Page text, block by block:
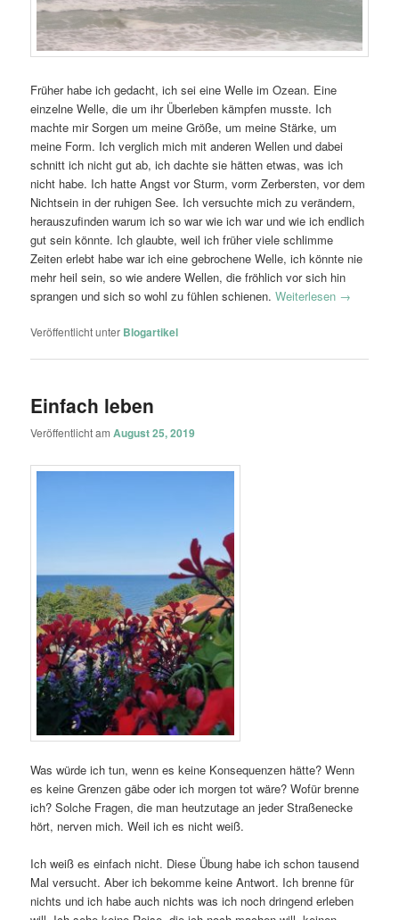
Früher habe ich gedacht, ich sei eine Welle im Ozean. Eine
einzelne Welle, die um ihr Überleben kämpfen musste. Ich
machte mir Sorgen um meine Größe, um meine Stärke, um
meine Form. Ich verglich mich mit anderen Wellen und dabei
schnitt ich nicht gut ab, ich dachte sie hätten etwas, was ich
nicht habe. Ich hatte Angst vor Sturm, vorm Zerbersten, vor dem
Nichtsein in der ruhigen See. Ich versuchte mich zu verändern,
herauszufinden warum ich so war wie ich war und wie ich endlich
gut sein könnte. Ich glaubte, weil ich früher viele schlimme
Zeiten erlebt habe war ich eine gebrochene Welle, ich könnte nie
mehr heil sein, so wie andere Wellen, die fröhlich vor sich hin
sprangen und sich so wohl zu fühlen schienen.Weiterlesen →
Veröffentlicht unter Blogartikel
Einfach leben
Veröffentlicht amAugust 25, 2019
Was würde ich tun, wenn es keine Konsequenzen hätte? Wenn
es keine Grenzen gäbe oder ich morgen tot wäre? Wofür brenne
ich? Solche Fragen, die man heutzutage an jeder Straßenecke
hört, nerven mich. Weil ich es nicht weiß.
Ich weiß es einfach nicht. Diese Übung habe ich schon tausend
Mal versucht. Aber ich bekomme keine Antwort. Ich brenne für
nichts und ich habe auch nichts was ich noch dringend erleben